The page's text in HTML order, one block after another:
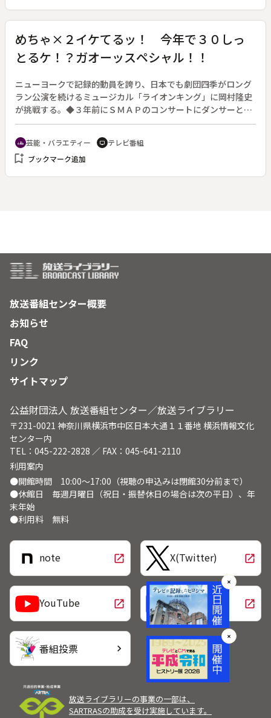
めちゃ×２イケてるッ！ 今年で３０しっ
とるケ！？ガオーッスペシャル！！
ニューヨークで記録的動員を誇り、日本でも劇団四季がロング
ラン公演を続けるミュージカル「ライオンキング」に岡村隆史
が挑戦する。◆３年前にＳＭＡＰのコンサートにダンサーとし
て出演した経験をもつ岡村が、劇団四季の「ライオンキング」
に出演する計画を立てた。目指すのはもちろん主役・シンバ。
四季の演出家・浅利慶太氏から、まずはアンサンブルから挑戦
するよう命じられるが、それでも主役を目標に４０日の特訓を
groups 芸能・バラエティー tv テレビ番組
bookmark_add ブックマーク追加
放送番組センター概要
お知らせ
FAQ
リンク
サイトマップ
公益財団法人 放送番組センター／放送ライブラリー
〒231-0021 神奈川県横浜市中区日本大通１１番地 横浜情報文化
センター内
TEL：045-222-2828 ／ FAX：045-641-2110
利用案内
●開館時間 10:00～17:00（視聴の申込みは閉館30分前まで）
●休館日 毎週月曜日（祝日・振替休日の場合は次の平日）、年
末年始
●利用料 無料
note open_in_new X(Twitter) open_in_new
YouTube open_in_new LINE open_in_new
番組投票 chevron_right
放送ライブラリーの事業の一部は、
SARTRASの助成を受け実施しています。
✕
✕